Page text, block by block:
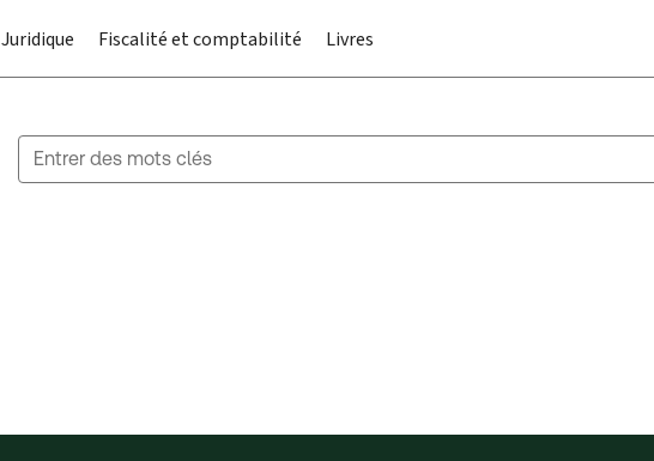
Juridique Fiscalité et comptabilité Livres
Search for products
Suggestion box closed.